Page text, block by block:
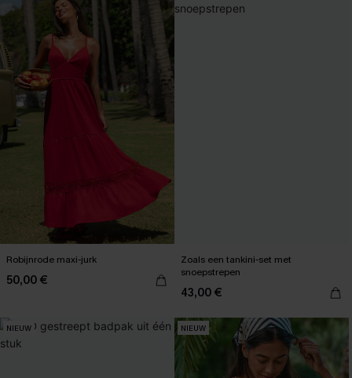
Robijnrode maxi-jurk
50,00 €
Zoals een tankini-set met
snoepstrepen
43,00 €
NIEUW NIEUW